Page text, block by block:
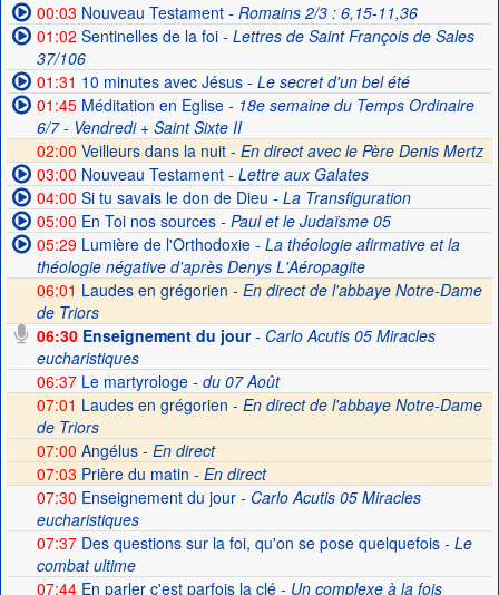
00:03 Nouveau Testament- Romains 2/3 : 6,15-11,36
01:02 Sentinelles de la foi- Lettres de Saint François de Sales
37/106
01:31 10 minutes avec Jésus- Le secret d'un bel été
01:45Méditation en Eglise- 18e semaine du Temps Ordinaire
6/7 - Vendredi + Saint Sixte II
02:00 Veilleurs dans la nuit - En direct avec le Père Denis Mertz
03:00 Nouveau Testament- Lettre aux Galates
04:00 Si tu savais le don de Dieu - La Transfiguration
05:00 En Toi nos sources- Paul et le Judaïsme 05
05:29Lumière de l'Orthodoxie- La théologie afirmative et la
théologie négative d'après Denys L'Aéropagite
06:01 Laudes en grégorien - En direct de l'abbaye Notre-Dame
de Triors
06:30Enseignement du jour- Carlo Acutis 05 Miracles
eucharistiques
06:37Le martyrologe- du 07 Août
07:01 Laudes en grégorien - En direct de l'abbaye Notre-Dame
de Triors
07:00 Angélus - En direct
07:03 Prière du matin - En direct
07:30 Enseignement du jour- Carlo Acutis 05 Miracles
eucharistiques
07:37Des questions sur la foi, qu'on se pose quelquefois- Le
combat ultime
07:44En parler c'est parfois la clé- Un complexe à la fois